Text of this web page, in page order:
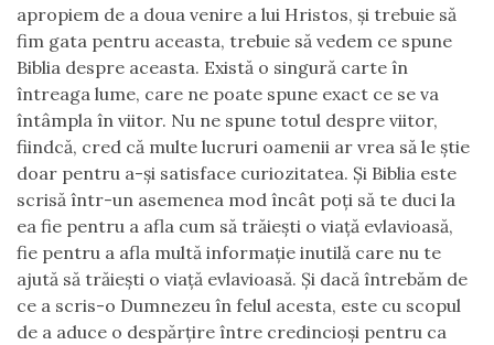
apropiem de a doua venire a lui Hristos, şi trebuie să
fim gata pentru aceasta, trebuie să vedem ce spune
Biblia despre aceasta. Există o singură carte în
întreaga lume, care ne poate spune exact ce se va
întâmpla în viitor. Nu ne spune totul despre viitor,
fiindcă, cred că multe lucruri oamenii ar vrea să le ştie
doar pentru a-şi satisface curiozitatea. Şi Biblia este
scrisă într-un asemenea mod încât poţi să te duci la
ea fie pentru a afla cum să trăieşti o viaţă evlavioasă,
fie pentru a afla multă informaţie inutilă care nu te
ajută să trăieşti o viaţă evlavioasă. Şi dacă întrebăm de
ce a scris-o Dumnezeu în felul acesta, este cu scopul
de a aduce o despărţire între credincioşi pentru ca